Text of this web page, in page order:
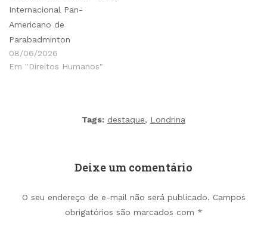
Internacional Pan-
Americano de
Parabadminton
08/06/2026
Em "Direitos Humanos"
Tags: destaque, Londrina
Deixe um comentário
O seu endereço de e-mail não será publicado. Campos
obrigatórios são marcados com *